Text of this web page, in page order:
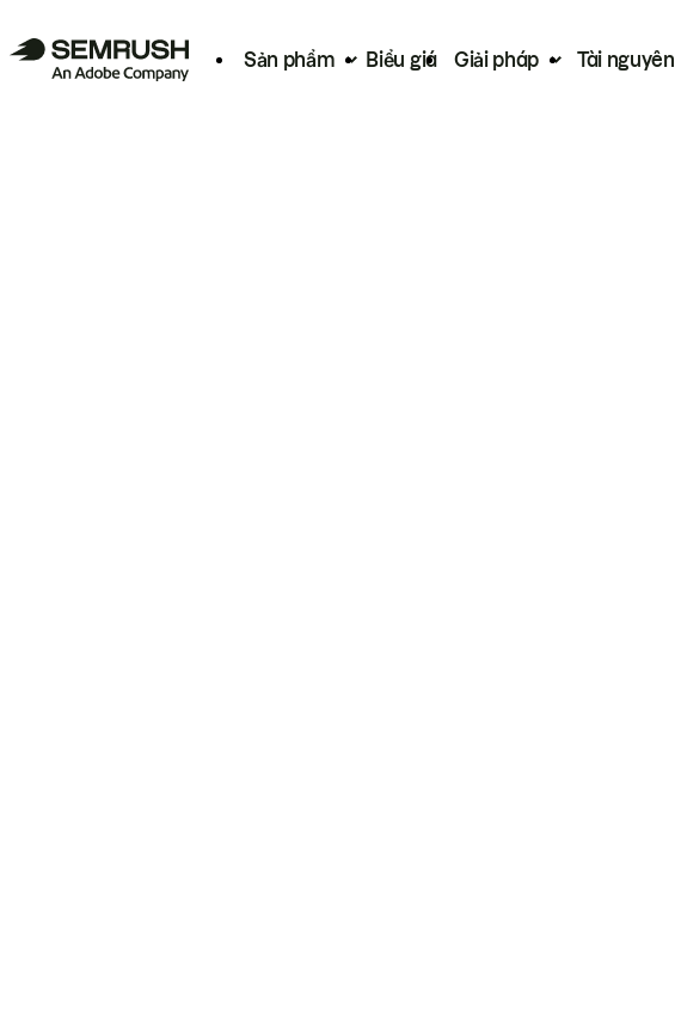
Sản phẩm Biểu giá Giải pháp Tài nguyên